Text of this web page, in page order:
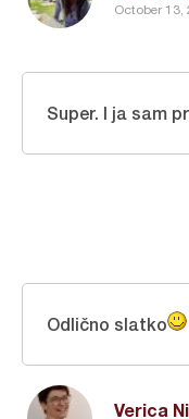
October 13,
Super. I ja sam
Verica
Odlično slatko